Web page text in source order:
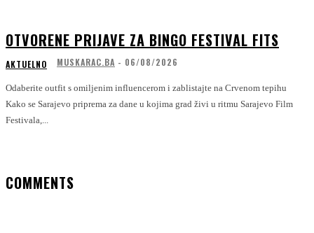
OTVORENE PRIJAVE ZA BINGO FESTIVAL FITS
AKTUELNO MUSKARAC.BA - 06/08/2026
Odaberite outfit s omiljenim influencerom i zablistajte na Crvenom tepihu
Kako se Sarajevo priprema za dane u kojima grad živi u ritmu Sarajevo Film
Festivala,...
COMMENTS